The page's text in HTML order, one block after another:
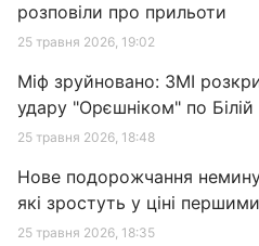
розповіли про прильоти
25 травня 2026, 19:02
Міф зруйновано: ЗМІ
удару "Орєшніком" по Білій
25 травня 2026, 18:48
Нове подорожчання
які зростуть у ціні першими
25 травня 2026, 18:35